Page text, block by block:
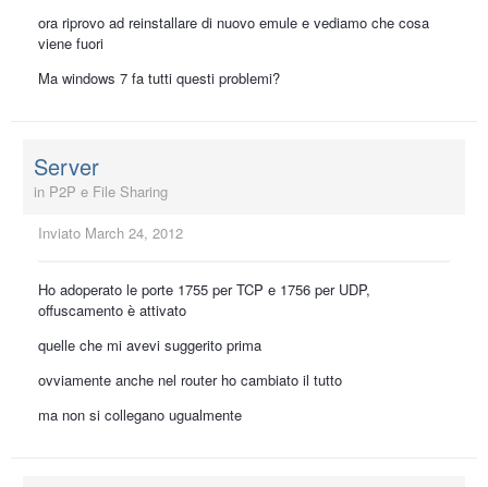
ora riprovo ad reinstallare di nuovo emule e vediamo che cosa
viene fuori
Ma windows 7 fa tutti questi problemi?
Server
in P2P e File Sharing
Inviato March 24, 2012
Ho adoperato le porte 1755 per TCP e 1756 per UDP,
offuscamento è attivato
quelle che mi avevi suggerito prima
ovviamente anche nel router ho cambiato il tutto
ma non si collegano ugualmente